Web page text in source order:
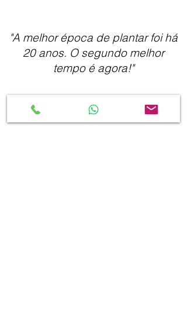
"A melhor época de plantar foi há
20 anos. O segundo melhor
tempo é agora!"
SP-19934/2024